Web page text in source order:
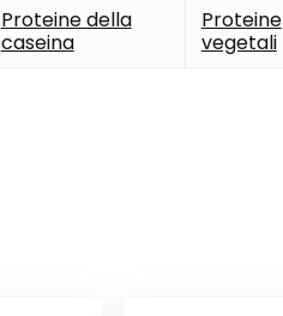
Proteine della
caseina
Proteine
vegetali